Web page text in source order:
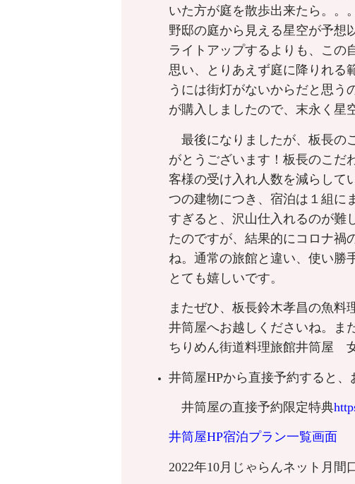
いた方が庭を散歩出来たら。。
野邸の庭から見える星空が予想
ライトアップするよりも、この
思い、とりあえず庭に降りれる
うには街灯がないからだと思う
が購入しましたので、末永く星
最後になりましたが、板長の
がとうございます！板長のこだ
客様の受け入れ人数を減らして
つの建物につき、宿泊は１組に
すぎると、沢山仕入れるのが難
たのですが、結果的にコロナ禍
ね。通常の旅館と違い、使い勝
とても嬉しいです。
またぜひ、板長鈴木孝昌の魚料
井筒屋へお越しくださいね。
ちりめん街道料理旅館井筒屋
井筒屋HPから直接予約すると、
井筒屋の直接予約限定特典
井筒屋HP宿泊プラン一覧画面
2022年10月じゃらんネット月間